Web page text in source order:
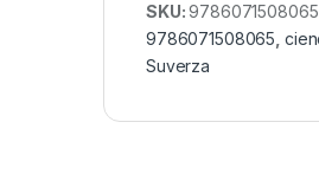
SKU:9786071508065
9786071508065
Suverza